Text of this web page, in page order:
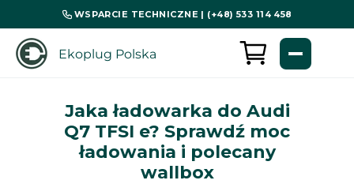
WSPARCIE TECHNICZNE | (+48) 533 114 458
Ekoplug Polska
Jaka ładowarka do Audi
Q7 TFSI e? Sprawdź moc
ładowania i polecany
wallbox